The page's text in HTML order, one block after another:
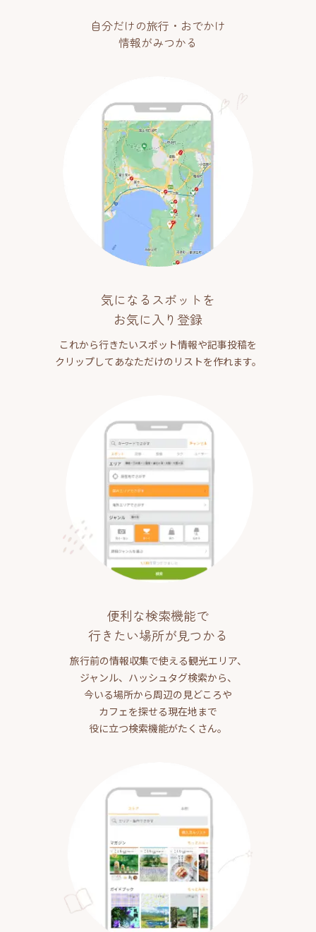
自分だけの旅行・おでかけ
情報がみつかる
気になるスポットを
お気に入り登録
これから行きたいスポット情報や記事投稿を
クリップしてあなただけのリストを作れます。
便利な検索機能で
行きたい場所が見つかる
旅行前の情報収集で使える観光エリア、
ジャンル、ハッシュタグ検索から、
今いる場所から周辺の見どころや
カフェを探せる現在地まで
役に立つ検索機能がたくさん。